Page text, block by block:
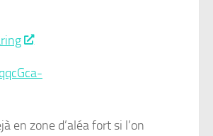
en zone d’aléa fort si l’on